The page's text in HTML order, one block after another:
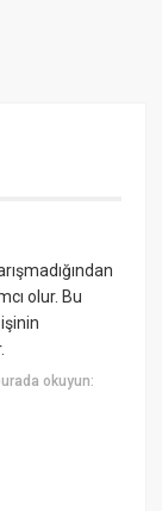
olur. Bu
okuyun: